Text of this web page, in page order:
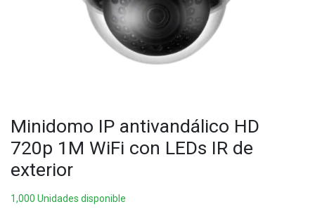
Minidomo IP antivandálico HD
720p 1M WiFi con LEDs IR de
exterior
1,000 Unidades disponible